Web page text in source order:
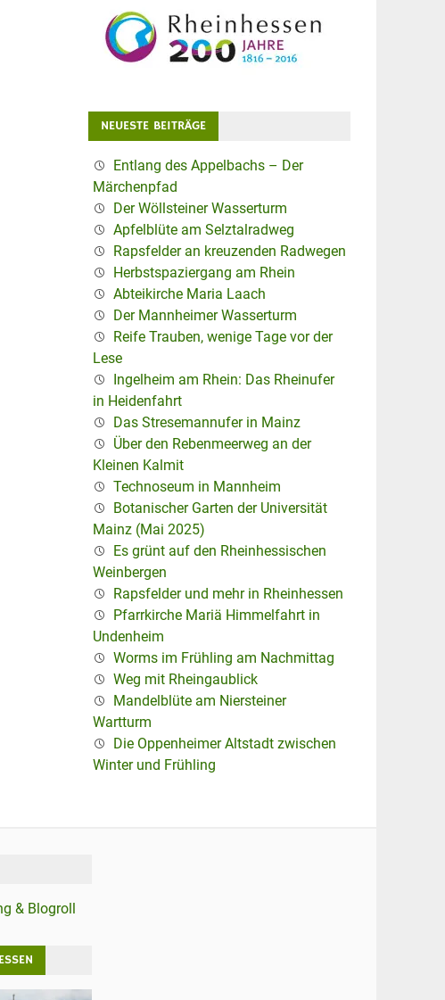
NEUESTE BEITRÄGE
Entlang des Appelbachs – Der
Märchenpfad
Der Wöllsteiner Wasserturm
Apfelblüte am Selztalradweg
Rapsfelder an kreuzenden Radwegen
Herbstspaziergang am Rhein
Abteikirche Maria Laach
Der Mannheimer Wasserturm
Reife Trauben, wenige Tage vor der
Lese
Ingelheim am Rhein: Das Rheinufer
in Heidenfahrt
Das Stresemannufer in Mainz
Über den Rebenmeerweg an der
Kleinen Kalmit
Technoseum in Mannheim
Botanischer Garten der Universität
Mainz (Mai 2025)
Es grünt auf den Rheinhessischen
Weinbergen
Rapsfelder und mehr in Rheinhessen
Pfarrkirche Mariä Himmelfahrt in
Undenheim
Worms im Frühling am Nachmittag
Weg mit Rheingaublick
Mandelblüte am Niersteiner
Wartturm
Die Oppenheimer Altstadt zwischen
Winter und Frühling